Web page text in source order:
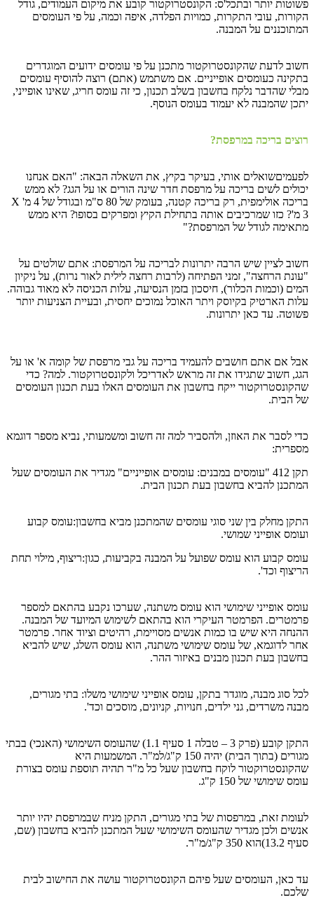
פשוטות יותר ובתכל'ס: הקונסטרוקטור קובע את מיקום העמודים, גודל
הקורות, עובי התקרות, כמויות הפלדה, איפה וכמה, על פי העומסים
המתוכננים על המבנה.
חשוב לדעת שהקונסטרוקטור מתכנן על פי עומסים ידועים המוגדרים
בתקינה כעומסים אופייניים. אם משתמש (אתם) רוצה להוסיף עומסים
מבלי שהדבר נלקח בחשבון בשלב תכנון, כי זה עומס חריג, שאינו אופייני,
יתכן שהמבנה לא יעמוד בעומס הנוסף.
רוצים בריכה במרפסת?
לפעמיםשואלים אותי, בעיקר בקיץ, את השאלה הבאה: "האם אנחנו
יכולים לשים בריכה על מרפסת חדר שינה הורים או על הגג? לא ממש
בריכה אולימפית, רק בריכה קטנה, בעומק של 80 ס"מ ובגודל של 4 מ' X
3 מ'? כזו שמרכיבים אותה בתחילת הקיץ ומפרקים בסופו? היא ממש
מתאימה לגודל של המרפסת?"
חשוב לציין שיש הרבה יתרונות לבריכה על המרפסת: אתם שולטים על
"עונת הרחצה", זמני הפתיחה (לרבות רחצה לילית לאור נרות), על ניקיון
המים (וכמות הכלור), חיסכון בזמן הנסיעה, עלות הכניסה לא מאוד גבוהה.
עלות הארטיק בקיוסק ויתר האוכל נמוכים יחסית, ובעיית הצניעות יותר
פשוטה. עד כאן יתרונות.
אבל אם אתם חושבים להעמיד בריכה על גבי מרפסת של קומה א' או על
הגג, חשוב שתגידו את זה מראש לאדריכל ולקונסטרוקטור. למה? כדי
שהקונסטרוקטור ייקח בחשבון את העומסים האלו בעת תכנון העומסים
של הבית.
כדי לסבר את האוזן, ולהסביר למה זה חשוב ומשמעותי, נביא מספר דוגמא
מספרית:
תקן 412 "עומסים במבנים: עומסים אופייניים" מגדיר את העומסים שעל
המתכנן להביא בחשבון בעת תכנון הבית.
התקן מחלק בין שני סוגי עומסים שהמתכנן מביא בחשבון:עומס קבוע
ועומס אופייני שמושי.
עומס קבוע הוא עומס שפועל על המבנה בקביעות, כגון:ריצוף, מילוי תחת
הריצוף וכד'.
עומס אופייני שימושי הוא עומס משתנה, שערכו נקבע בהתאם למספר
פרמטרים. הפרמטר העיקרי הוא בהתאם לשימוש המיועד של המבנה.
ההנחה היא שיש בו כמות אנשים מסויימת, רהיטים וציוד אחר. פרמטר
אחר לדוגמא, של עומס שימושי משתנה, הוא עומס השלג, שיש להביא
בחשבון בעת תכנון מבנים באיזור ההר.
לכל סוג מבנה, מוגדר בתקן, עומס אופייני שימושי משלו: בתי מגורים,
מבנה משרדים, גני ילדים, חנויות, קניונים, מוסכים וכד'.
התקן קובע (פרק 3 – טבלה 1 סעיף 1.1) שהעומס השימושי (האנכי) בבתי
מגורים (בתוך הבית) יהיה 150 ק"ג/למ"ר. המשמעות היא
שהקונסטרוקטור לוקח בחשבון שעל כל מ"ר תהיה תוספת עומס בצורת
עומס שימושי של 150 ק"ג.
לעומת זאת, במרפסות של בתי מגורים, התקן מניח שבמרפסת יהיו יותר
אנשים ולכן מגדיר שהעומס השימושי שעל המתכנן להביא בחשבון (שם,
סעיף 13.2)הוא 350 ק"ג/מ"ר.
עד כאן, העומסים שעל פיהם הקונסטרוקטור עושה את החישוב לבית
שלכם.